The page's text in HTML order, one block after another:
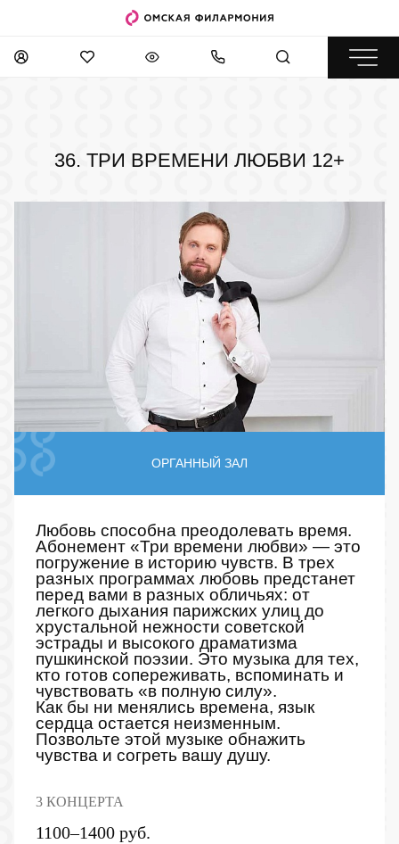
36. ТРИ ВРЕМЕНИ ЛЮБВИ 12+
ОРГАННЫЙ ЗАЛ
Любовь способна преодолевать время.
Абонемент «Три времени любви» — это
погружение в историю чувств. В трех
разных программах любовь предстанет
перед вами в разных обличьях: от
легкого дыхания парижских улиц до
хрустальной нежности советской
эстрады и высокого драматизма
пушкинской поэзии. Это музыка для тех,
кто готов сопереживать, вспоминать и
чувствовать «в полную силу».
Как бы ни менялись времена, язык
сердца остается неизменным.
Позвольте этой музыке обнажить
чувства и согреть вашу душу.
3 КОНЦЕРТА
1100–1400 руб.